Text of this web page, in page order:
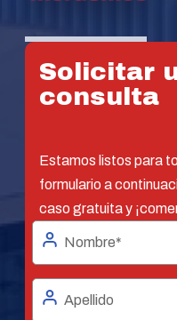
Solicitar
consulta
Estamos listos para
formulario a
caso gratuita y